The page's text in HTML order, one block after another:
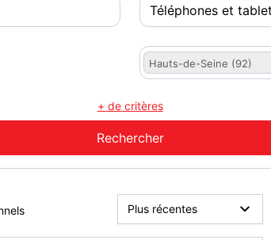
Hauts-de-Seine (92)
+ de critères